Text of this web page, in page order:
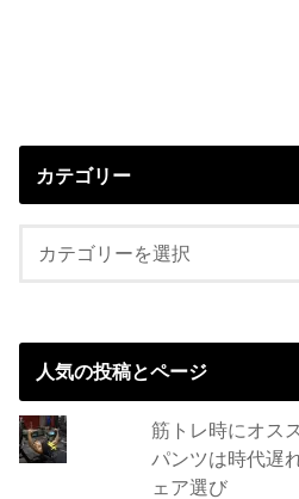
カテゴリー
人気の投稿とページ
筋トレ時にオス
パンツは時代遅
ェア選び